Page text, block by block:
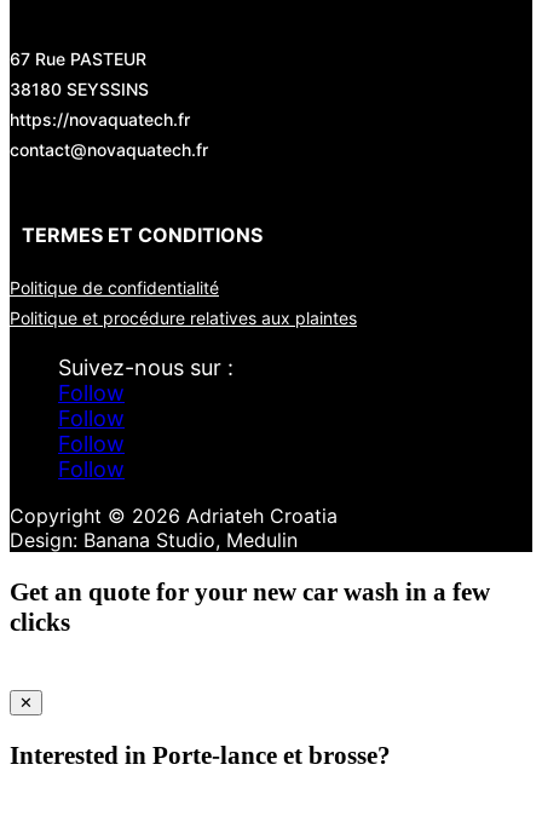
67 Rue PASTEUR
38180 SEYSSINS
https://novaquatech.fr
contact@novaquatech.fr
TERMES ET CONDITIONS
Politique de confidentialité
Politique et procédure relatives aux plaintes
Follow
Follow
Follow
Follow
Copyright © 2026 Adriateh Croatia
Get an quote for your new car wash in a few
clicks
✕
Interested in Porte-lance et brosse?